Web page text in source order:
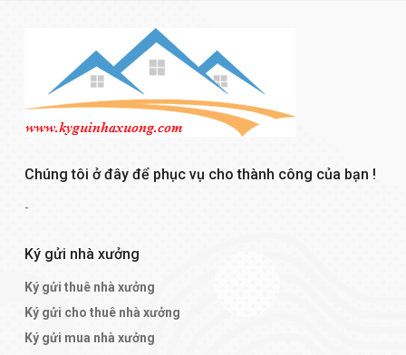
Chúng tôi ở đây để phục vụ cho thành công của bạn !
-
Ký gửi nhà xưởng
Ký gửi thuê nhà xưởng
Ký gửi cho thuê nhà xưởng
Ký gửi mua nhà xưởng